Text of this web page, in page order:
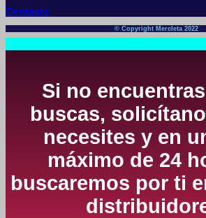
Contacto
© Copyright Mercleta 2022
Si no
buscas,
necesites y en
máximo de 24
buscaremos por ti